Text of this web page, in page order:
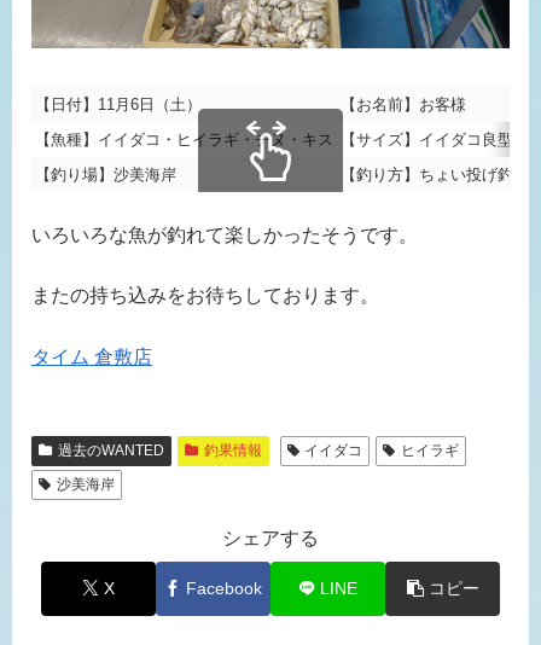
【日付】11月6日（土）
【お名前】お客様
【魚種】イイダコ・ヒイラギ・チヌ・キス
【サイズ】イイダコ良型！
【釣り場】沙美海岸
【釣り方】ちょい投げ釣り
いろいろな魚が釣れて楽しかったそうです。
またの持ち込みをお待ちしております。
タイム 倉敷店
過去のWANTED 釣果情報 イイダコ
ヒイラギ
沙美海岸
シェアする
X Facebook LINE コピー